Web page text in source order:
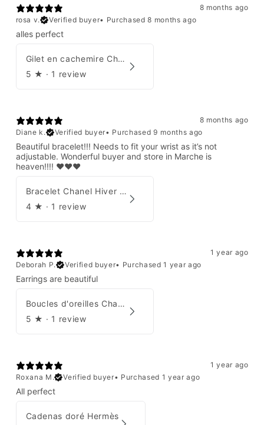
8 months ago
rosa v.
Verified buyer• Purchased 8 months ago
alles perfect
Gilet en cachemire Chanel Automne 1995
5 ★ · 1 review
8 months ago
Diane k.
Verified buyer• Purchased 9 months ago
Beautiful bracelet!!! Needs to fit your wrist as it’s not
adjustable. Wonderful buyer and store in Marche is
heaven!!!! ❤️❤️❤️
Bracelet Chanel Hiver 1997
4 ★ · 1 review
1 year ago
Deborah P.
Verified buyer• Purchased 1 year ago
Earrings are beautiful
Boucles d'oreilles Chanel 2001
5 ★ · 1 review
1 year ago
Roxana M.
Verified buyer• Purchased 1 year ago
All perfect
Cadenas doré Hermès